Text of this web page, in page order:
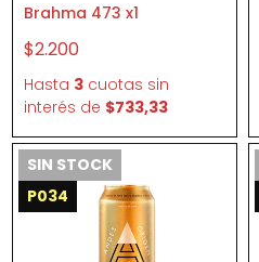
Brahma 473 x1
$2.200
Hasta 3 cuotas sin
interés de $733,33
SIN STOCK
P034